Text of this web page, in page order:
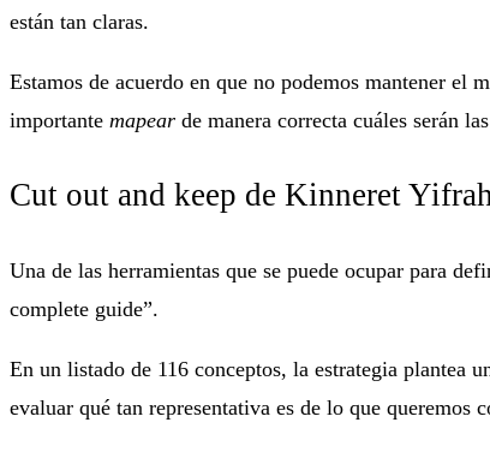
están tan claras.
Estamos de acuerdo en que no podemos mantener
importante mapear de manera correcta cuáles serán
Cut out and keep de Kinneret
Una de las herramientas que se puede ocupar para
complete guide”.
En un listado de 116 conceptos, la estrategia plantea
evaluar qué tan representativa es de lo que queremos